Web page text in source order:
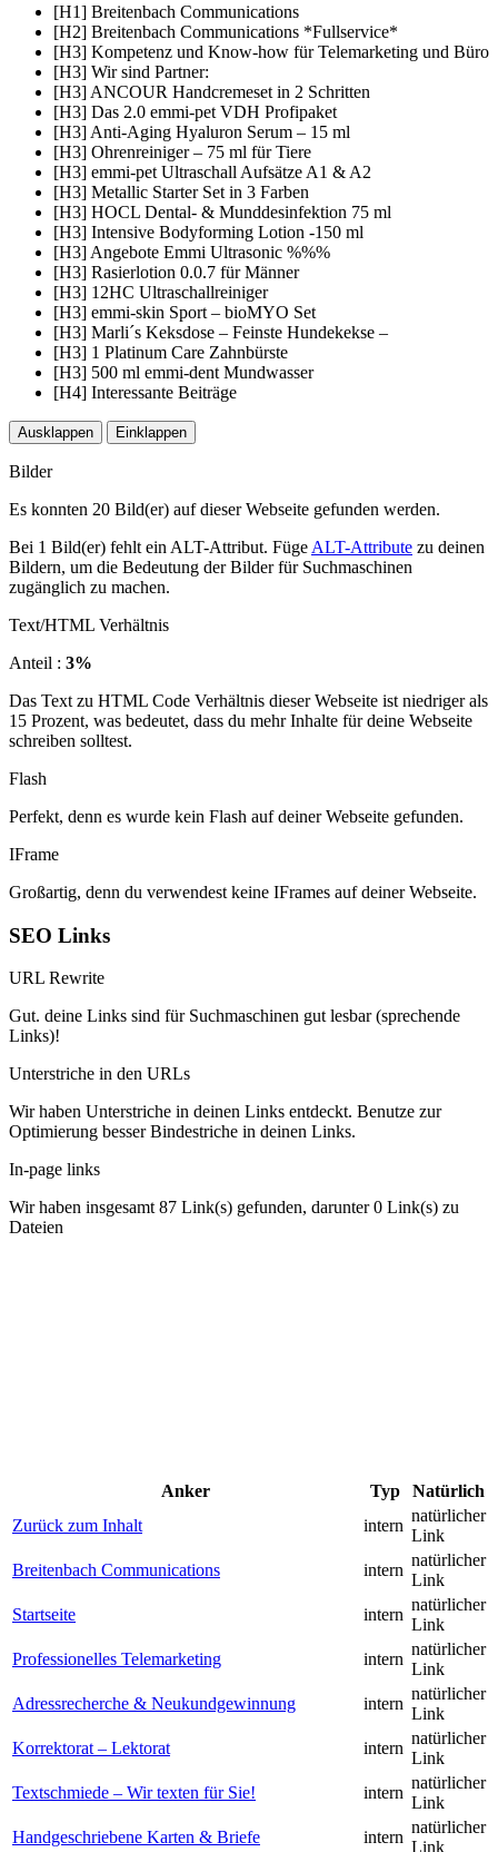
[H1] Breitenbach Communications
[H2] Breitenbach Communications *Fullservice*
[H3] Kompetenz und Know-how für Telemarketing und Büro
[H3] Wir sind Partner:
[H3] ANCOUR Handcremeset in 2 Schritten
[H3] Das 2.0 emmi-pet VDH Profipaket
[H3] Anti-Aging Hyaluron Serum – 15 ml
[H3] Ohrenreiniger – 75 ml für Tiere
[H3] emmi-pet Ultraschall Aufsätze A1 & A2
[H3] Metallic Starter Set in 3 Farben
[H3] HOCL Dental- & Munddesinfektion 75 ml
[H3] Intensive Bodyforming Lotion -150 ml
[H3] Angebote Emmi Ultrasonic %%%
[H3] Rasierlotion 0.0.7 für Männer
[H3] 12HC Ultraschallreiniger
[H3] emmi-skin Sport – bioMYO Set
[H3] Marli´s Keksdose – Feinste Hundekekse –
[H3] 1 Platinum Care Zahnbürste
[H3] 500 ml emmi-dent Mundwasser
[H4] Interessante Beiträge
Ausklappen Einklappen
Bilder
Es konnten 20 Bild(er) auf dieser Webseite gefunden werden.
Bei 1 Bild(er) fehlt ein ALT-Attribut. Füge ALT-Attribute zu deinen
Bildern, um die Bedeutung der Bilder für Suchmaschinen
zugänglich zu machen.
Text/HTML Verhältnis
Anteil : 3%
Das Text zu HTML Code Verhältnis dieser Webseite ist niedriger als
15 Prozent, was bedeutet, dass du mehr Inhalte für deine Webseite
schreiben solltest.
Flash
Perfekt, denn es wurde kein Flash auf deiner Webseite gefunden.
IFrame
Großartig, denn du verwendest keine IFrames auf deiner Webseite.
SEO Links
URL Rewrite
Gut. deine Links sind für Suchmaschinen gut lesbar (sprechende
Links)!
Unterstriche in den URLs
Wir haben Unterstriche in deinen Links entdeckt. Benutze zur
Optimierung besser Bindestriche in deinen Links.
In-page links
Wir haben insgesamt 87 Link(s) gefunden, darunter 0 Link(s) zu
Dateien
Anker Typ
Natürlich
Zurück zum Inhalt
intern
natürlicher
Link
Breitenbach Communications
intern
natürlicher
Link
Startseite
intern
natürlicher
Link
Professionelles Telemarketing
intern
natürlicher
Link
Adressrecherche & Neukundgewinnung
intern
natürlicher
Link
Korrektorat – Lektorat
intern
natürlicher
Link
Textschmiede – Wir texten für Sie!
intern
natürlicher
Link
Handgeschriebene Karten & Briefe
intern
natürlicher
Link